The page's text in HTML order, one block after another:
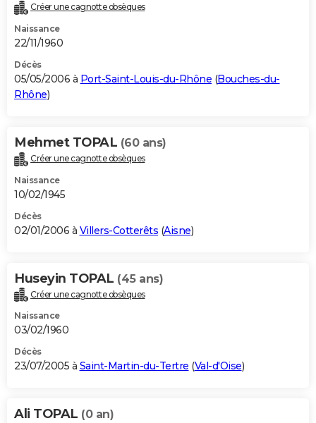
Créer une cagnotte obsèques
Naissance
22/11/1960
Décès
05/05/2006 à Port-Saint-Louis-du-Rhône (Bouches-du-
Rhône)
Mehmet TOPAL (60 ans)
Créer une cagnotte obsèques
Naissance
10/02/1945
Décès
02/01/2006 à Villers-Cotterêts (Aisne)
Huseyin TOPAL (45 ans)
Créer une cagnotte obsèques
Naissance
03/02/1960
Décès
23/07/2005 à Saint-Martin-du-Tertre (Val-d'Oise)
Ali TOPAL (0 an)